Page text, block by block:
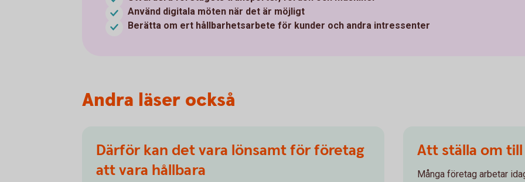
Använd digitala möten när det är möjligt
Berätta om ert hållbarhetsarbete för kunder och andra intressenter
Andra läser också
Därför kan det vara lönsamt för företag
att vara hållbara
Att ställa om
Många företag arbetar